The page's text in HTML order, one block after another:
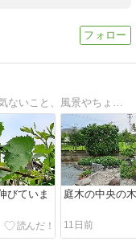
びていま
庭木の中央の
11日前